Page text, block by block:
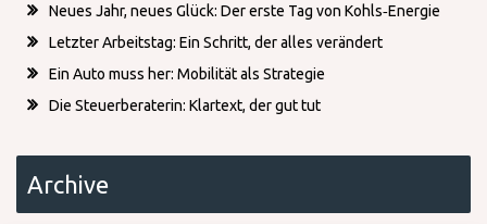
Neues Jahr, neues Glück: Der erste Tag von Kohls‑Energie
Letzter Arbeitstag: Ein Schritt, der alles verändert
Ein Auto muss her: Mobilität als Strategie
Die Steuerberaterin: Klartext, der gut tut
Archive